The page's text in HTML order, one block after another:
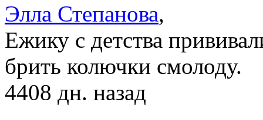
Элла Степанова,
Ежику с детства
брить колючки смолоду.
4408 дн. назад